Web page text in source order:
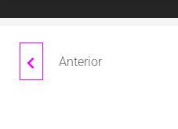
Anterior